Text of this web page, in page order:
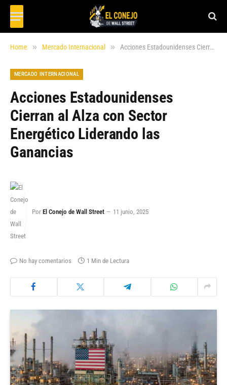
Home » Mercado Internacional » Acciones Estadounidenses Cierran al Alza con Sector Energético Liderando las Ganancias
MERCADO INTERNACIONAL
Acciones Estadounidenses
Cierran al Alza con Sector
Energético Liderando las
Ganancias
Por El Conejo de Wall Street 11 junio, 2025
No hay comentarios 1 Min de Lectura